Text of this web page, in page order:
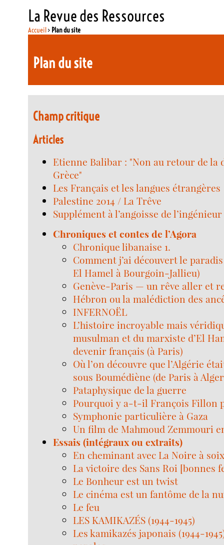
La Revue des Ressources
Accueil> Plan du site
Plan du site
Champ critique
Articles
Etienne Balibar : "Non au retour de la
Grèce"
Les Français et les langues étrangères
Palestine 2014 / La Trêve
Supplément à l’angoisse de l’ingénieur
Chroniques et contes de l’Agora
Chronique libanaise 1.
Comment j’ai découvert le
El Hamel à Bourgoin-Jallieu)
Genève-Paris — un rêve aller et
Hébron ou la malédiction des
INFERNOËL
L’histoire incroyable mais
musulman et du marxiste d’El
devenir français (à Paris)
Où l’on découvre que l’Algérie
sous Boumédiène (de Paris à
Pataphysique de la guerre
Pourquoi y a-t-il François Fillon
Symphonie particulière à Gaza
Un film de Mahmoud Zemmouri
Essais (intégraux ou extraits)
En cheminant avec La Noire à
La victoire des Sans Roi [bonnes
Le Bonheur est un twist
Le cinéma est un fantôme de la
Le feu
LES KAMIKAZÉS (1944-1945)
Les kamikazés japonais (1944-